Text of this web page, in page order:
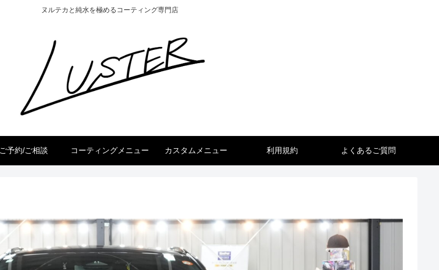
ヌルテカと純水を極めるコーティング専門店
予約/ご相談 コーティングメニュー カスタムメニュー 利用規約 よくあるご質問